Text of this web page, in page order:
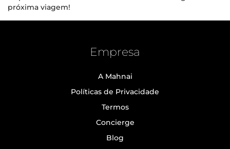
próxima viagem!
Empresa
A Mahnai
Políticas de Privacidade
Termos
Concierge
Blog